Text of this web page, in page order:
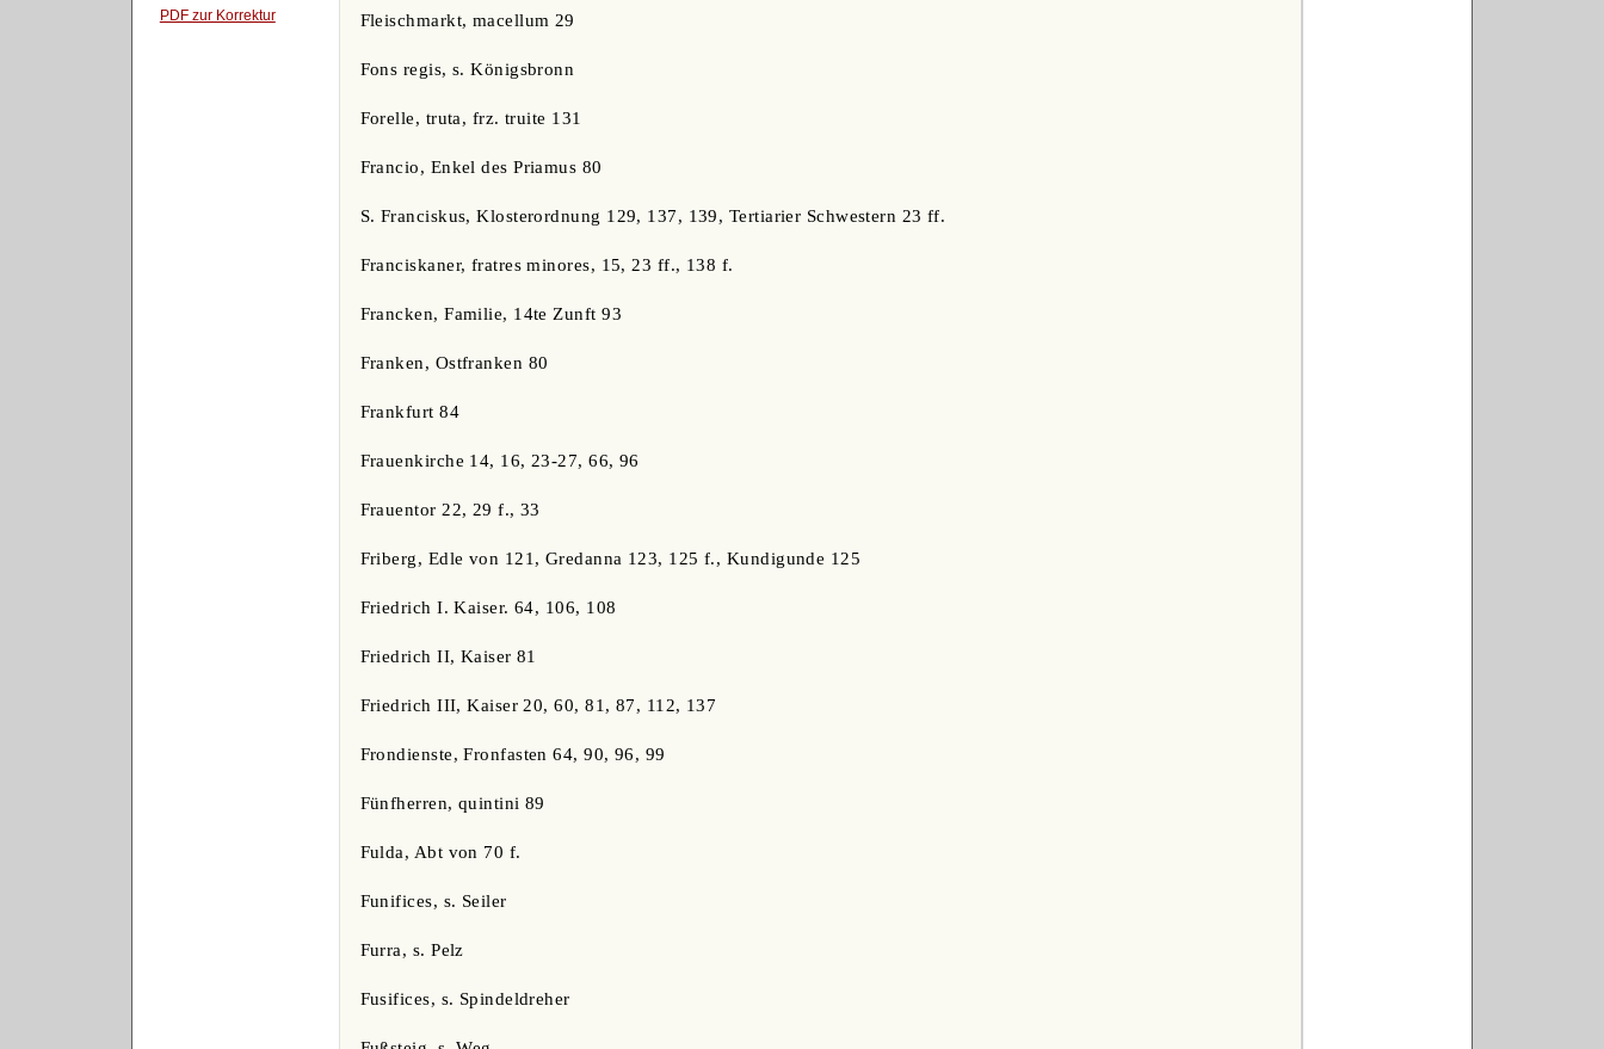
PDF zur Korrektur
Fleischmarkt, macellum 29
Fons regis, s. Königsbronn
Forelle, truta, frz. truite 131
Francio, Enkel des Priamus 80
S. Franciskus, Klosterordnung 129, 137, 139, Tertiarier Schwestern 23 ff.
Franciskaner, fratres minores, 15, 23 ff., 138 f.
Francken, Familie, 14te Zunft 93
Franken, Ostfranken 80
Frankfurt 84
Frauenkirche 14, 16, 23-27, 66, 96
Frauentor 22, 29 f., 33
Friberg, Edle von 121, Gredanna 123, 125 f., Kundigunde 125
Friedrich I. Kaiser. 64, 106, 108
Friedrich II, Kaiser 81
Friedrich III, Kaiser 20, 60, 81, 87, 112, 137
Frondienste, Fronfasten 64, 90, 96, 99
Fünfherren, quintini 89
Fulda, Abt von 70 f.
Funifices, s. Seiler
Furra, s. Pelz
Fusifices, s. Spindeldreher